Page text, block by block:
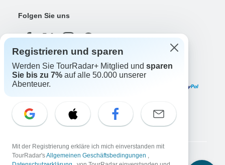
Folgen Sie uns
Zahlungsmethoden
Unsere App herunterladen
Copyright © TourRadar. Alle Rechte vorbehalten.
Registrieren und sparen
Werden Sie TourRadar+ Mitglied und sparen
Sie bis zu 7% auf alle 50.000 unserer
Abenteuer.
Mit der Registrierung erkläre ich mich einverstanden mit
TourRadar'sAllgemeinen Geschäftsbedingungen ,